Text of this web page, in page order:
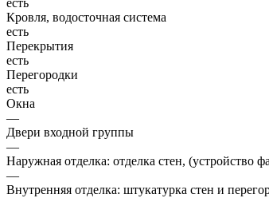
Кровля, водосточная система
есть
Перекрытия
есть
Перегородки
есть
Окна
—
Двери входной группы
—
Наружная отделка: отделка стен, (устройство
—
Внутренняя отделка: штукатурка стен и